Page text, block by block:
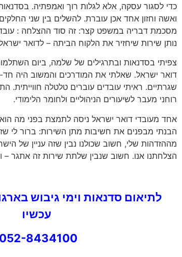
כדי לסגור עסקה, אלא לגלות רוך ואמפתיה.
ואשה וחזון אחד אכן עוברת. להשלים בין שני
מסכמת דבריה במשפט קצר: זה סוד ההצלחה :
נותן שירות שיחזיר את הלקוח הביתה – לדואר
צפיתי בסדנאות ובתרגילים של שלמה, ביום
דואר ישראל. שאלתי את המודרכים והמשוב היה
שגרתיים. ראיתי עובדים עוברים טלטלה
רוחני מעבר לשיעורים הניהוליים ולחומר הלימודי.
אחד מעובדי דואר ישראל ניסה לתמצת בפני מה
הבנתי מבפנים את חשיבות מתן השירות: ברור לי
מההזדהות שלי, חשוב שכולנו נבין שזה עניין של
הצלחתנו אנו. חשוב שנבין שלתת שירות זה אתגר –
לתיאום סדנאות וימי גיבוש
עכשיו
052-8434100